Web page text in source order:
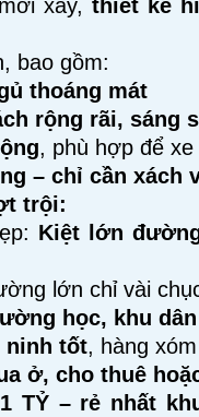
xây, thiết kế
bao gồm:
thoáng mát
rộng rãi, sáng
, phù hợp để
– chỉ cần xách
trội:
Kiệt lớn
lớn chỉ vài
học, khu
ninh tốt, hàng
ở, cho thuê
TỶ – rẻ nhất